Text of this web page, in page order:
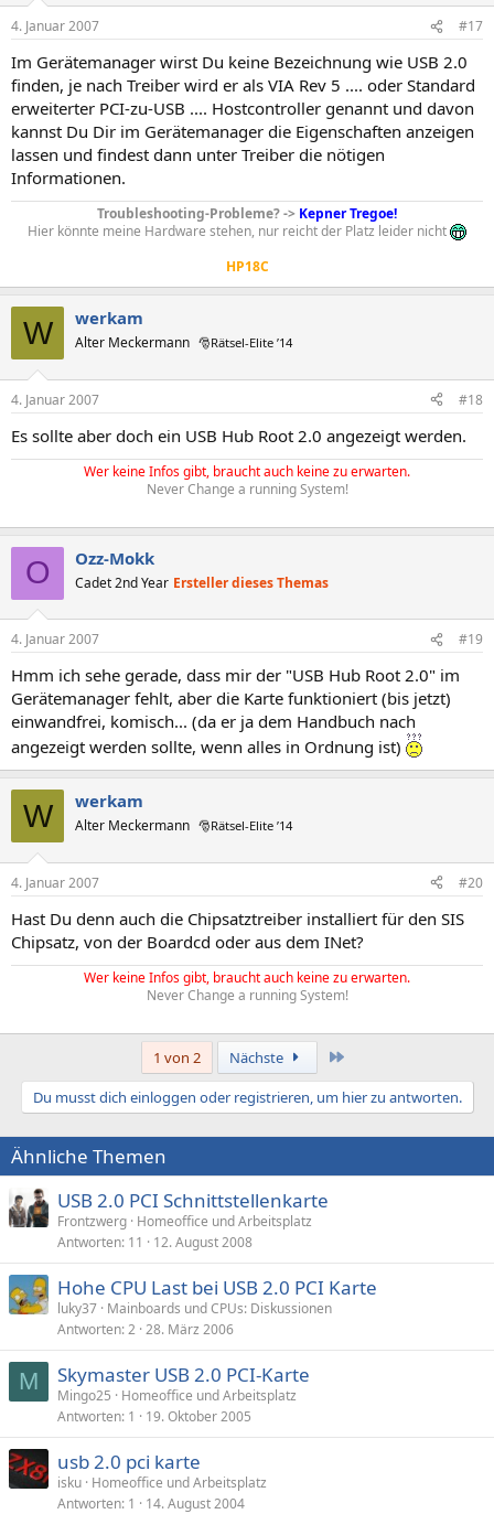
4. Januar 2007 #17
Im Gerätemanager wirst Du keine Bezeichnung wie USB 2.0
finden, je nach Treiber wird er als VIA Rev 5 .... oder Standard
erweiterter PCI-zu-USB .... Hostcontroller genannt und davon
kannst Du Dir im Gerätemanager die Eigenschaften anzeigen
lassen und findest dann unter Treiber die nötigen
Informationen.
Troubleshooting-Probleme? -> Kepner Tregoe!
Hier könnte meine Hardware stehen, nur reicht der Platz leider nicht
HP18C
W werkam
Alter Meckermann 🎅Rätsel-Elite ’14
4. Januar 2007 #18
Es sollte aber doch ein USB Hub Root 2.0 angezeigt werden.
Wer keine Infos gibt, braucht auch keine zu erwarten.
Never Change a running System!
O Ozz-Mokk
Cadet 2nd Year Ersteller dieses Themas
4. Januar 2007 #19
Hmm ich sehe gerade, dass mir der "USB Hub Root 2.0" im
Gerätemanager fehlt, aber die Karte funktioniert (bis jetzt)
einwandfrei, komisch... (da er ja dem Handbuch nach
angezeigt werden sollte, wenn alles in Ordnung ist)
W werkam
Alter Meckermann 🎅Rätsel-Elite ’14
4. Januar 2007 #20
Hast Du denn auch die Chipsatztreiber installiert für den SIS
Chipsatz, von der Boardcd oder aus dem INet?
Wer keine Infos gibt, braucht auch keine zu erwarten.
Never Change a running System!
1 von 2 Nächste
Du musst dich einloggen oder registrieren, um hier zu antworten.
Ähnliche Themen
USB 2.0 PCI Schnittstellenkarte
Frontzwerg Homeoffice und Arbeitsplatz
Antworten 11 12. August 2008
Hohe CPU Last bei USB 2.0 PCI Karte
luky37 Mainboards und CPUs: Diskussionen
Antworten 2 28. März 2006
M Skymaster USB 2.0 PCI-Karte
Mingo25
Homeoffice und Arbeitsplatz
Antworten 1 19. Oktober 2005
usb 2.0 pci karte
isku Homeoffice und Arbeitsplatz
Antworten 1 14. August 2004